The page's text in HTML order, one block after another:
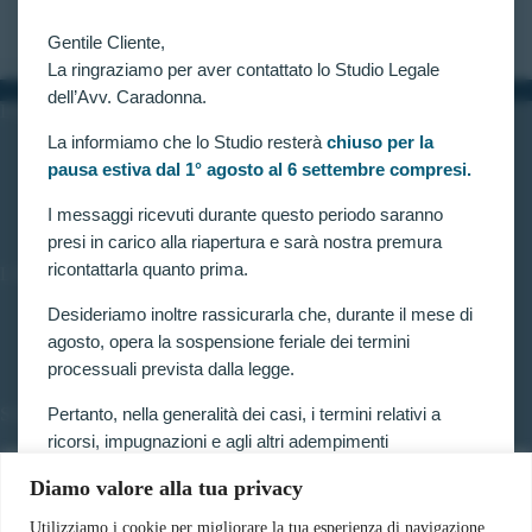
Diamo valore alla tua privacy
Utilizziamo i cookie per migliorare la tua esperienza di navigazione,
Gentile Cliente,
La ringraziamo per aver contattato lo Studio Legale
dell’Avv. Caradonna.
La informiamo che lo Studio resterà chiuso per la
pausa estiva dal 1° agosto al 6 settembre compresi.
I messaggi ricevuti durante questo periodo saranno
presi in carico alla riapertura e sarà nostra premura
ricontattarla quanto prima.
Desideriamo inoltre rassicurarla che, durante il mese di
agosto, opera la sospensione feriale dei termini
processuali prevista dalla legge.
Pertanto, nella generalità dei casi, i termini relativi a
ricorsi, impugnazioni e agli altri adempimenti
sospesi.
Home
Chi siamo
LINK UTILI
Prenota consulenza
Privacy e Cookie Policy
SERVIZI
Forze armate e polizia
Concorsi pubblici
Pubblico impiego